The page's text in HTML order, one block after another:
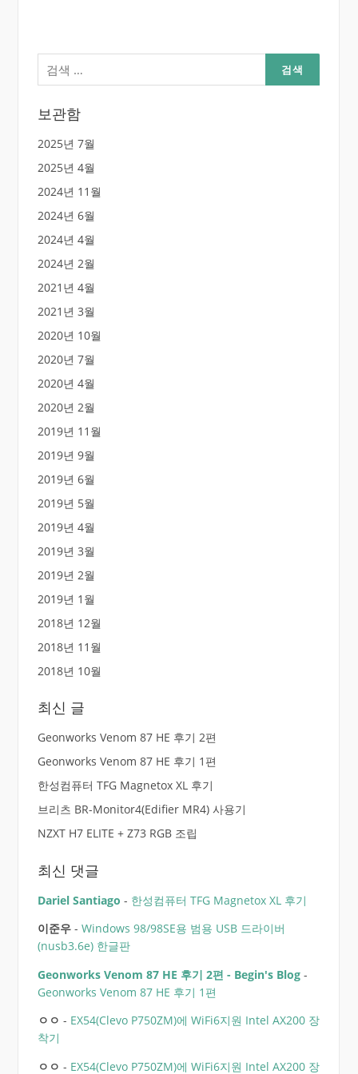
검
색:
보관함
2025년 7월
2025년 4월
2024년 11월
2024년 6월
2024년 4월
2024년 2월
2021년 4월
2021년 3월
2020년 10월
2020년 7월
2020년 4월
2020년 2월
2019년 11월
2019년 9월
2019년 6월
2019년 5월
2019년 4월
2019년 3월
2019년 2월
2019년 1월
2018년 12월
2018년 11월
2018년 10월
최신 글
Geonworks Venom 87 HE 후기 2편
Geonworks Venom 87 HE 후기 1편
한성컴퓨터 TFG Magnetox XL 후기
브리츠 BR-Monitor4(Edifier MR4) 사용기
NZXT H7 ELITE + Z73 RGB 조립
최신 댓글
Dariel Santiago - 한성컴퓨터 TFG Magnetox XL 후기
이준우- Windows 98/98SE용 범용 USB 드라이버
(nusb3.6e) 한글판
Geonworks Venom 87 HE 후기 2편 - Begin's Blog-
Geonworks Venom 87 HE 후기 1편
ㅇㅇ - EX54(Clevo P750ZM)에 WiFi6지원 Intel AX200 장
착기
ㅇㅇ - EX54(Clevo P750ZM)에 WiFi6지원 Intel AX200 장